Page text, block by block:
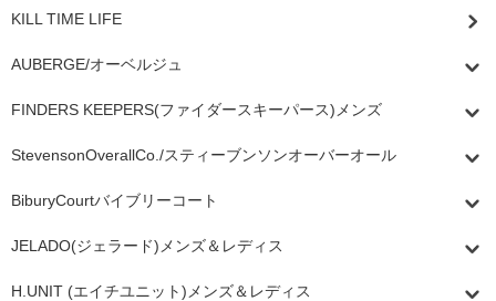
KILL TIME LIFE
AUBERGE/オーベルジュ
FINDERS KEEPERS(ファイダースキーパース)メンズ
StevensonOverallCo./スティーブンソンオーバーオール
BiburyCourtバイブリーコート
JELADO(ジェラード)メンズ＆レディス
H.UNIT (エイチユニット)メンズ＆レディス